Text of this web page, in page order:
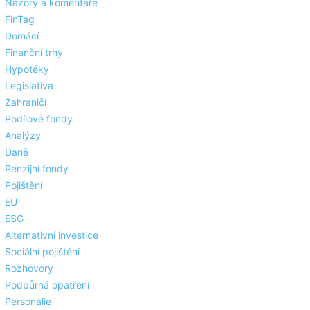
Názory a komentáře
FinTag
Domácí
Finanční trhy
Hypotéky
Legislativa
Zahraničí
Podílové fondy
Analýzy
Daně
Penzijní fondy
Pojištění
EU
ESG
Alternativní investice
Sociální pojištění
Rozhovory
Podpůrná opatření
Personálie